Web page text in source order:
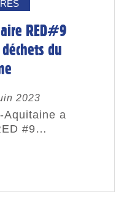
RED#9
du
2023
Aquitaine a
#9…